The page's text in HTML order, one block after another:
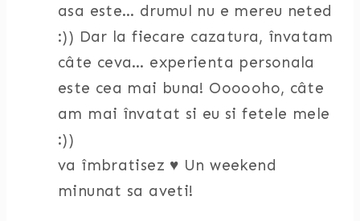
asa este… drumul nu e mereu neted
:)) Dar la fiecare cazatura, învatam
câte ceva… experienta personala
este cea mai buna! Oooooho, câte
am mai învatat si eu si fetele mele
:))
va îmbratisez ♥ Un weekend
minunat sa aveti!